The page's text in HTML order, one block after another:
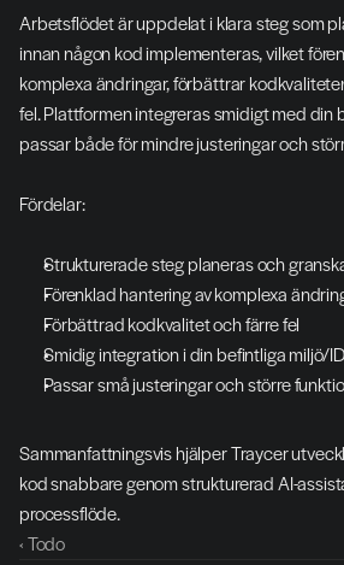
Arbetsflödet är uppdelat i klara steg som
innan någon kod implementeras, vilket
komplexa ändringar, förbättrar
fel. Plattformen integreras smidigt med din
passar både för mindre justeringar och
Fördelar:
Strukturerade steg planeras och
Förenklad hantering av komplexa
Förbättrad kodkvalitet och färre fel
Smidig integration i din befintliga miljö/
Passar små justeringar och större
Sammanfattningsvis hjälper Traycer
kod snabbare genom strukturerad AI-
processflöde.
‹ Todo